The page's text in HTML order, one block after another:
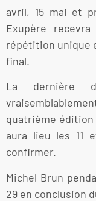
avril, 15 mai et
Exupère
répétition unique
final.
La dernière
quatrième édition
aura lieu les 11
confirmer.
Michel Brun
29 en conclusion